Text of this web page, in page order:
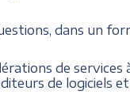
dans un
de services
de logiciels